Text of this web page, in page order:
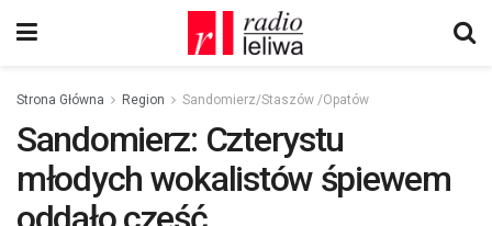
Strona Główna Region Sandomierz/Staszów /Opatów
Sandomierz: Czterystu
młodych wokalistów śpiewem